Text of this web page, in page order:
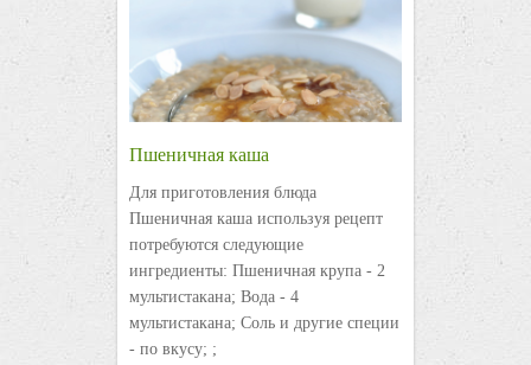
Пшеничная каша
Для приготовления блюда
Пшеничная каша используя рецепт
потребуются следующие
ингредиенты: Пшеничная крупа - 2
мультистакана; Вода - 4
мультистакана; Соль и другие специи
- по вкусу; ;